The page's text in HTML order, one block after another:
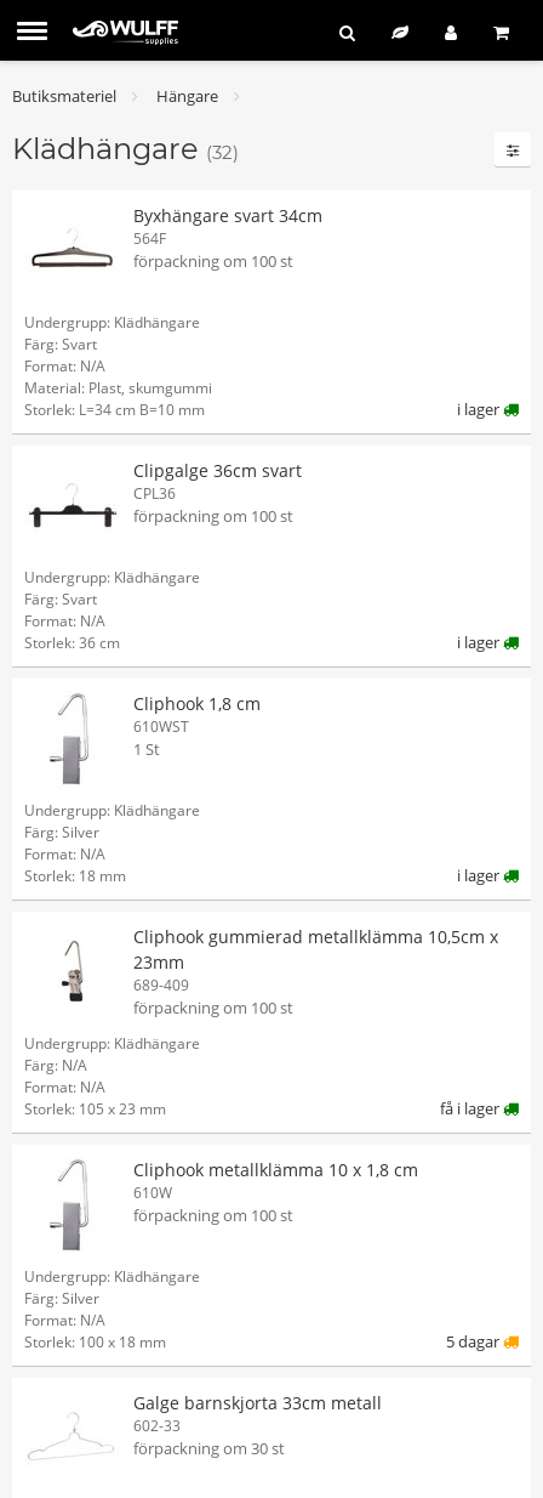
Butiksmateriel Hängare
Klädhängare (32)
Byxhängare svart 34cm
564F
förpackning om 100 st
Undergrupp: Klädhängare
Färg: Svart
Format: N/A
Material: Plast, skumgummi
Storlek: L=34 cm B=10 mm
i lager
Clipgalge 36cm svart
CPL36
förpackning om 100 st
Undergrupp: Klädhängare
Färg: Svart
Format: N/A
Storlek: 36 cm
i lager
Cliphook 1,8 cm
610WST
1 St
Undergrupp: Klädhängare
Färg: Silver
Format: N/A
Storlek: 18 mm
i lager
Cliphook gummierad metallklämma 10,5cm x
23mm
689-409
förpackning om 100 st
Undergrupp: Klädhängare
Färg: N/A
Format: N/A
Storlek: 105 x 23 mm
få i lager
Cliphook metallklämma 10 x 1,8 cm
610W
förpackning om 100 st
Undergrupp: Klädhängare
Färg: Silver
Format: N/A
Storlek: 100 x 18 mm
5 dagar
Galge barnskjorta 33cm metall
602-33
förpackning om 30 st